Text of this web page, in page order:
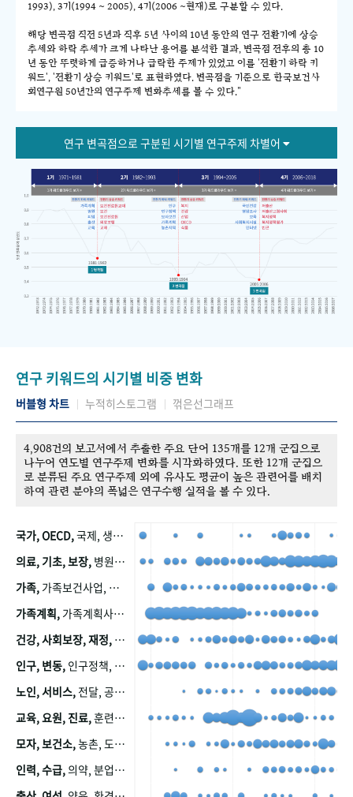
1993), 3기(1994 ~ 2005), 4기(2006 ~현재)로 구분할 수 있다.
해당 변곡점 직전 5년과 직후 5년 사이의 10년 동안의 연구 전환기에 상승
추세와 하락 추세가 크게 나타난 용어를 분석한 결과, 변곡점 전후의 총 10
년 동안 뚜렷하게 급증하거나 급락한 주제가 있었고 이를 '전환기 하락 키
워드', '전환기 상승 키워드'로 표현하였다. 변곡점을 기준으로 한국보건사
회연구원 50년간의 연구주제 변화추세를 볼 수 있다."
연구 변곡점으로 구분된 시기별 연구주제 차별어
연구 키워드의 시기별 비중 변화
버블형 차트 누적히스토그램 꺾은선그래프
4,908건의 보고서에서 추출한 주요 단어 135개를 12개 군집으로
나누어 연도별 연구주제 변화를 시각화하였다. 또한 12개 군집으
로 분류된 주요 연구주제 외에 유사도 평균이 높은 관련어를 배치
하여 관련 분야의 폭넓은 연구수행 실적을 볼 수 있다.
국가, OECD,국제, 생산, 아시아, 태평양, 태평양지역, 참가
의료, 기초, 보장, 병원, 가정, 연금, 연계, 공적, 일본, 생활, 국민기초생활보장제도, 국민연금, 기금, 저소득층, 근로, 자활, 급여, 환자, 의료비, 모니터링, 한국복지패널, 소득, 지표, 빈곤, 노후, 장애인
가족, 가족보건사업, 산업, 친화, 전국, 출산력
가족계획, 가족계획사업, 가족계획사업평가, 한국가족계획사업, 피임, 보급, 부인, 자궁, 피임약
건강, 사회보장, 재정,
인구, 변동, 인구정책, 저출산, 고령사회, 고령화, 이동, 남북한, 지방자치단체, 컨설팅, 복지정책평가, 집, 사회개발
노인, 서비스, 전달, 공공, 보육, 수요, 공급, 사회서비스, 데이터, 보호, 요양, 아동, 예방, 청소년, 효율, 자원
교육, 요원, 진료,훈련, 보건요원, 마을, 마을건강사업, 보조원, 진료원, 보건진료원, 보건진료원교재
모자, 보건소,농촌, 도시, 금연, 농촌지역, 모자보건사업
인력, 수급,의약, 분업, 식품, 의약품, 의사, 안전